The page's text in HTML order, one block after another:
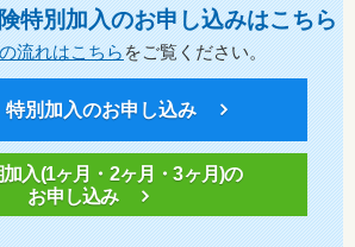
特別加入のお申し込みはこちら
流れはこちらをご覧ください。
特別加入のお申し込み
入(1ヶ月・2ヶ月・3ヶ月)の
お申し込み